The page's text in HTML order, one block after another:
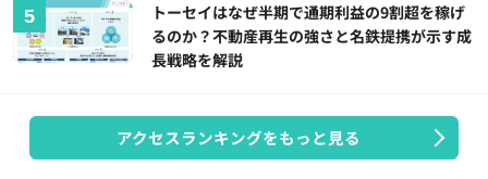
トーセイはなぜ半期で通期利益の9割超を稼げ
るのか？不動産再生の強さと名鉄提携が示す成
長戦略を解説
アクセスランキングをもっと見る